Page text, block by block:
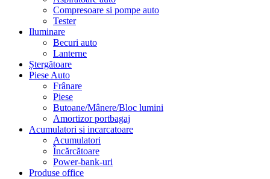
Compresoare si pompe auto
Tester
Iluminare
Becuri auto
Lanterne
Ștergătoare
Piese Auto
Frânare
Piese
Butoane/Mânere/Bloc lumini
Amortizor portbagaj
Acumulatori si incarcatoare
Acumulatori
Încărcătoare
Power-bank-uri
Produse office